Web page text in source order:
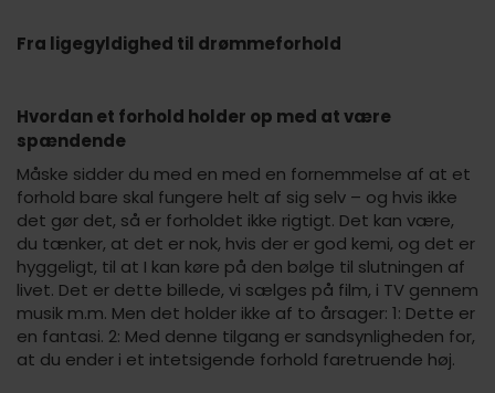
Fra ligegyldighed til drømmeforhold
Hvordan et forhold holder op med at være
spændende
Måske sidder du med en med en fornemmelse af at et
forhold bare skal fungere helt af sig selv – og hvis ikke
det gør det, så er forholdet ikke rigtigt. Det kan være,
du tænker, at det er nok, hvis der er god kemi, og det er
hyggeligt, til at I kan køre på den bølge til slutningen af
livet. Det er dette billede, vi sælges på film, i TV gennem
musik m.m. Men det holder ikke af to årsager: 1: Dette er
en fantasi. 2: Med denne tilgang er sandsynligheden for,
at du ender i et intetsigende forhold faretruende høj.